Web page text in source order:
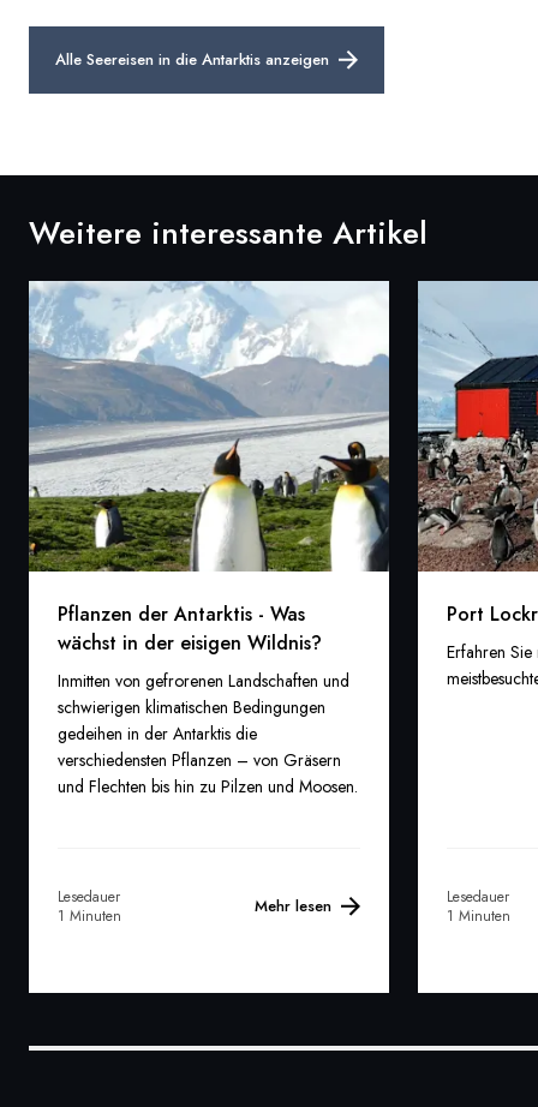
Alle Seereisen in die Antarktis anzeigen
Weitere interessante Artikel
Pflanzen der Antarktis - Was
wächst in der eisigen Wildnis?
Inmitten von gefrorenen Landschaften und
schwierigen klimatischen Bedingungen
gedeihen in der Antarktis die
verschiedensten Pflanzen – von Gräsern
und Flechten bis hin zu Pilzen und Moosen.
Lesedauer
1 Minuten
Mehr lesen
Port
Erfahren
Lesedauer
1 Minuten